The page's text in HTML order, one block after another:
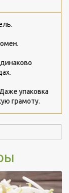
упаковка
грамоту.